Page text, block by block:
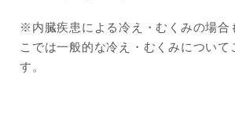
※内臓疾患による冷え・むくみの場合
こでは一般的な冷え・むくみについて
す。